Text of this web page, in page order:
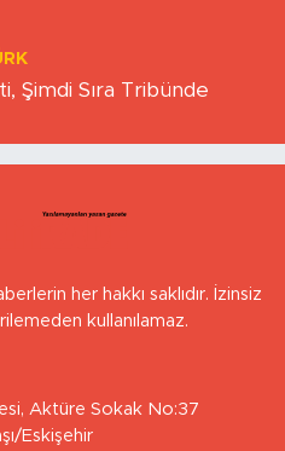
Şimdi Sıra Tribünde
her hakkı saklıdır. İzinsiz
kullanılamaz.
Aktüre Sokak No:37
Eskişehir